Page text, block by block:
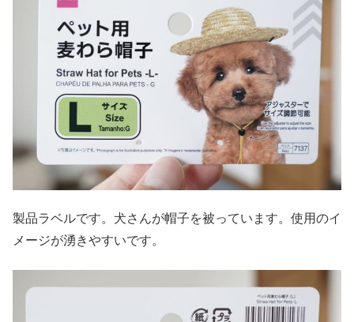
製品ラベルです。犬さんが帽子を被っています。使用のイ
メージが湧きやすいです。